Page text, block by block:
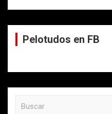
Pelotudos en FB